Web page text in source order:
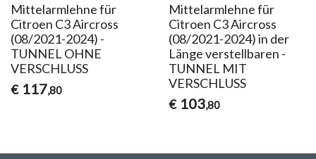
Mittelarmlehne für
Citroen C3 Aircross
(08/2021-2024) -
TUNNEL OHNE
VERSCHLUSS
€ 117,80
Mittelarmlehne für
Citroen C3 Aircross
(08/2021-2024) in der
Länge verstellbaren -
TUNNEL MIT
VERSCHLUSS
€ 103,80